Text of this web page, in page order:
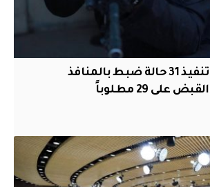
الأمن الوطني: تنفيذ 31 حالة ضبط بالمنافذ
29 مطلوباً